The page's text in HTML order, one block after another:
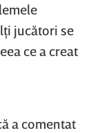
jucători se
ce a creat
a comentat